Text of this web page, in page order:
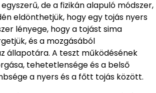
de a fizikán alapuló módszer,
eldönthetjük, hogy egy tojás nyers
lényege, hogy a tojást sima
és a mozgásából
állapotára. A teszt működésének
tehetetlensége és a belső
a nyers és a főtt tojás között.